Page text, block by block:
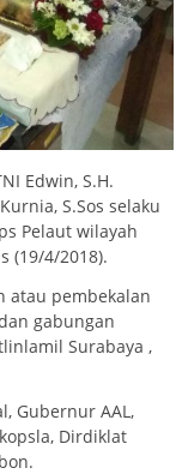
Edwin, S.H.
S.Sos selaku
Pelaut wilayah
(19/4/2018).
atau pembekalan
gabungan
Surabaya ,
Gubernur AAL,
Dirdiklat